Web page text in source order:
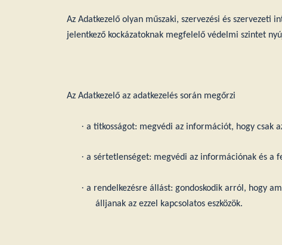
Az Adatkezelő olyan műszaki, szervezési és szervezeti
jelentkező kockázatoknak megfelelő védelmi szintet
Az Adatkezelő az adatkezelés során megőrzi
· a titkosságot: megvédi az információt, hogy csak
· a sértetlenséget: megvédi az információnak és a
· a rendelkezésre állást: gondoskodik arról, hogy
álljanak az ezzel kapcsolatos eszközök.